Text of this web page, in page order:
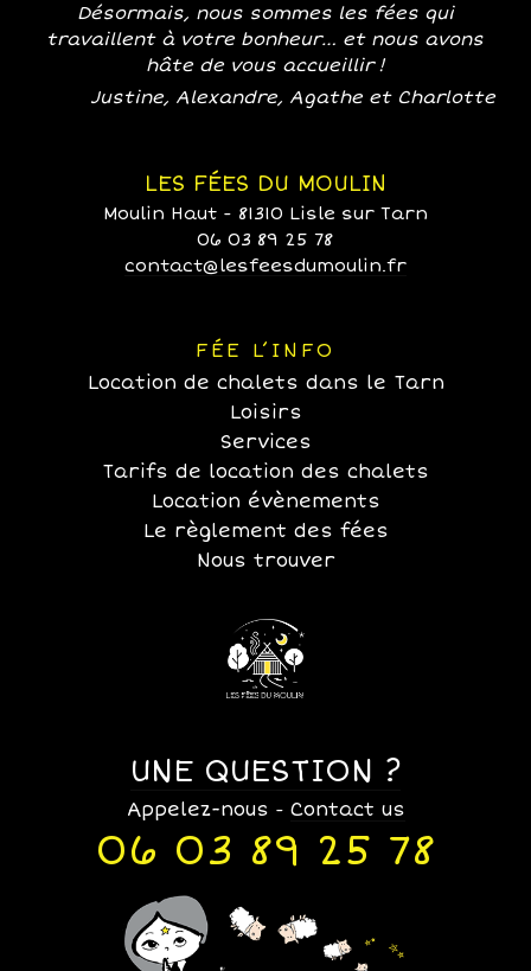
Désormais, nous sommes les fées qui
travaillent à votre bonheur… et nous avons
hâte de vous accueillir !
Justine, Alexandre, Agathe et Charlotte
LES FÉES DU MOULIN
Moulin Haut - 81310 Lisle sur Tarn
06 03 89 25 78
contact@lesfeesdumoulin.fr
FÉE L’INFO
Location de chalets dans le Tarn
Loisirs
Services
Tarifs de location des chalets
Location évènements
Le règlement des fées
Nous trouver
UNE QUESTION ?
Appelez-nous - Contact us
06 03 89 25 78